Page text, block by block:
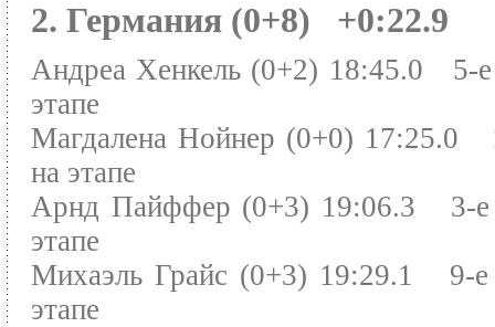
2. Германия (0+8) +0:22.9
Андреа Хенкель (0+2) 18:45.0 5-е
этапе
Магдалена Нойнер (0+0) 17:25.0
на этапе
Арнд Пайффер (0+3) 19:06.3 3-е
этапе
Михаэль Грайс (0+3) 19:29.1 9-е
этапе